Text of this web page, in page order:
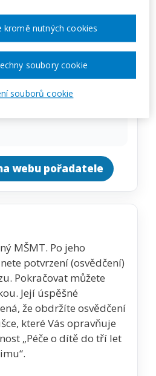
11. 2026
webu pořadatele
MŠMT. Po jeho
potvrzení (osvědčení)
Pokračovat můžete
Její úspěšné
že obdržíte osvědčení
které Vás opravňuje
„Péče o dítě do tří let
souborů cookie
kromě nutných cookies
soubory cookie